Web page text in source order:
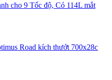
cho 9 Tốc độ, Có 114L mắt
Road kích thướt 700x28c